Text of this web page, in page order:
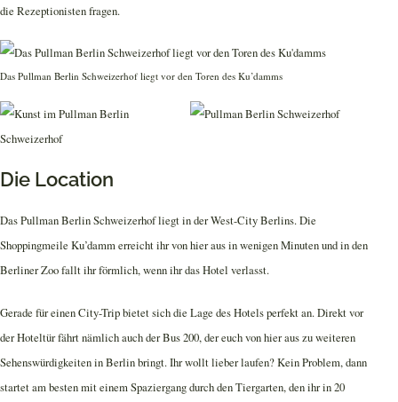
die Rezeptionisten fragen.
Das Pullman Berlin Schweizerhof liegt vor den Toren des Ku’damms
Die Location
Das Pullman Berlin Schweizerhof liegt in der West-City Berlins. Die
Shoppingmeile Ku’damm erreicht ihr von hier aus in wenigen Minuten und in den
Berliner Zoo fallt ihr förmlich, wenn ihr das Hotel verlasst.
Gerade für einen City-Trip bietet sich die Lage des Hotels perfekt an. Direkt vor
der Hoteltür fährt nämlich auch der Bus 200, der euch von hier aus zu weiteren
Sehenswürdigkeiten in Berlin bringt. Ihr wollt lieber laufen? Kein Problem, dann
startet am besten mit einem Spaziergang durch den Tiergarten, den ihr in 20